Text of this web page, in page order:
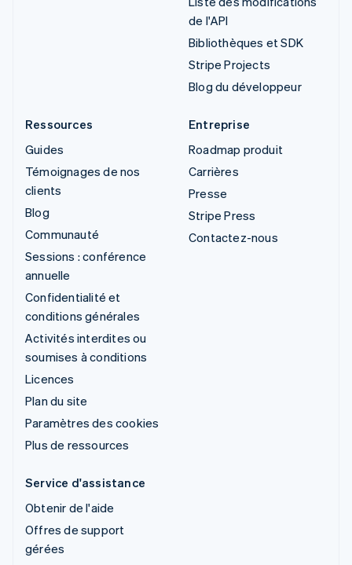
de l'API
Bibliothèques et SDK
Stripe Projects
Blog du développeur
Ressources
Guides
Témoignages de nos
clients
Blog
Communauté
Sessions : conférence
annuelle
Confidentialité et
conditions générales
Activités interdites ou
soumises à conditions
Licences
Plan du site
Paramètres des cookies
Plus de ressources
Entreprise
Roadmap produit
Carrières
Presse
Stripe Press
Contactez-nous
Service d'assistance
Obtenir de l'aide
Offres de support
gérées